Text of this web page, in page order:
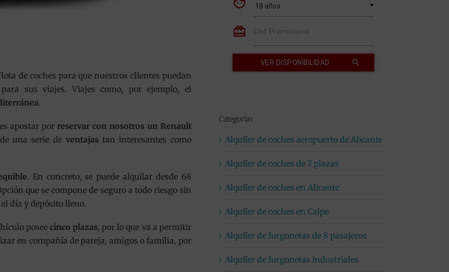
de coches para que nuestros clientes puedan
sus viajes. Viajes como, por ejemplo, el
.
apostar porreservar con nosotros un Renault
una serie de ventajastan interesantes como
. En concreto, se puede alquilar desde 68
que se compone de seguro a todo riesgo sin
día y depósito lleno.
poseecinco plazas, por lo que va a permitir
en compañía de pareja, amigos o familia, por
Categorías
Alquiler de coches aeropuerto de Alicante
Alquiler de coches de 7 plazas
Alquiler de coches en Alicante
Alquiler de coches en Calpe
Alquiler de furgonetas de 8 pasajeros
Alquiler de furgonetas industriales